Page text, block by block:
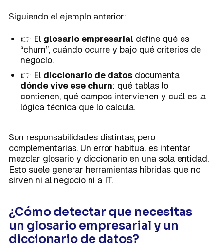
Siguiendo el ejemplo anterior:
👉 El glosario empresarial define qué es
“churn”, cuándo ocurre y bajo qué criterios de
negocio.
👉 El diccionario de datos documenta
dónde vive ese churn: qué tablas lo
contienen, qué campos intervienen y cuál es la
lógica técnica que lo calcula.
Son responsabilidades distintas, pero
complementarias. Un error habitual es intentar
mezclar glosario y diccionario en una sola entidad.
Esto suele generar herramientas híbridas que no
sirven ni al negocio ni a IT.
¿Cómo detectar que necesitas
un glosario empresarial y un
diccionario de datos?